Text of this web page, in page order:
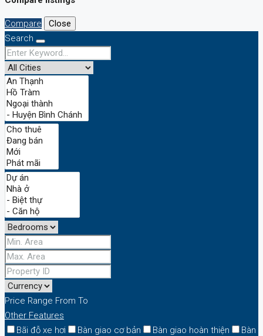
Compare
Close
Search
Price Range From To
Other Features
Bãi đỗ xe hơi
Bàn giao cơ bản Bàn giao hoàn thiện
Bàn